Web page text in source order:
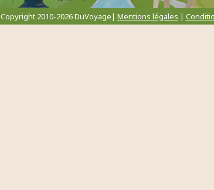
Copyright 2010-2026 DuVoyage| Mentions légales |